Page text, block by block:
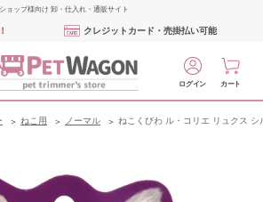
ョップ様向け 卸・仕入れ・通販サイト
クレジットカード・売掛払い可能
ログイン カート
ねこ用 ノーマル ねこくびわ ル・コリエ リュクス シ